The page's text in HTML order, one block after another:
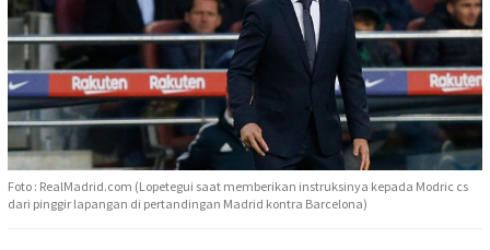
Foto : RealMadrid.com (Lopetegui saat memberikan instruksinya kepada Modric cs
dari pinggir lapangan di pertandingan Madrid kontra Barcelona)